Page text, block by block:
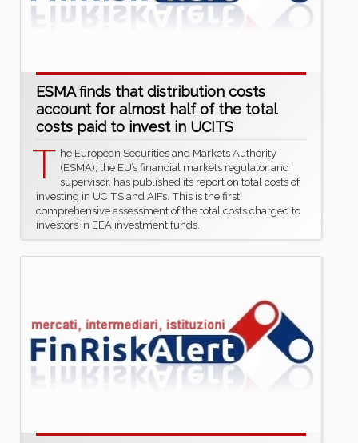
ESMA finds that distribution costs
account for almost half of the total
costs paid to invest in UCITS
T he European Securities and Markets Authority
(ESMA), the EU’s financial markets regulator and
supervisor, has published its report on total costs of
investing in UCITS and AIFs. This is the first
comprehensive assessment of the total costs charged to
investors in EEA investment funds.